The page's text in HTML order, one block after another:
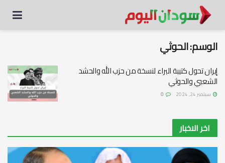
الوسم:الحوثي
إيران تحول كتيبة البراء لنسخة من حزب الله والحشد
الشعبي والحوثي
سبتمبر 24, 2024
اخر الاخبار